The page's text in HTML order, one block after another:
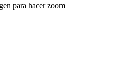
para hacer zoom